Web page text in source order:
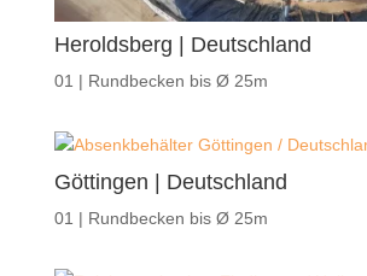
Heroldsberg | Deutschland
01 | Rundbecken bis Ø 25m
Göttingen | Deutschland
01 | Rundbecken bis Ø 25m